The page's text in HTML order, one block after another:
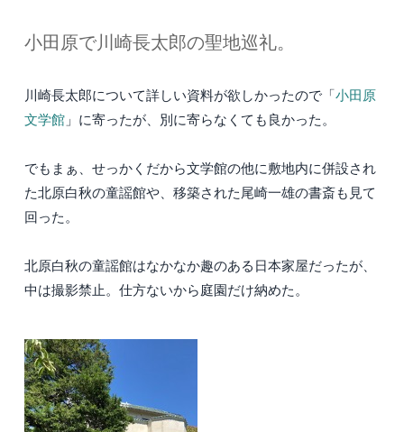
小田原で川崎長太郎の聖地巡礼。
川崎長太郎について詳しい資料が欲しかったので「小田原
文学館 」に寄ったが、別に寄らなくても良かった。
でもまぁ、せっかくだから文学館の他に敷地内に併設され
た北原白秋の童謡館や、移築された尾崎一雄の書斎も見て
回った。
北原白秋の童謡館はなかなか趣のある日本家屋だったが、
中は撮影禁止。仕方ないから庭園だけ納めた。